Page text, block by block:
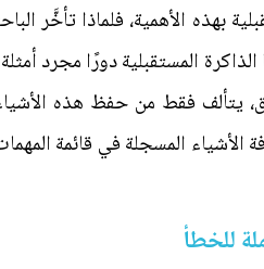
بهذه الأهمية، فلماذا
المستقبلية دورًا مجرد
يتألف فقط من حفظ هذه
الأشياء المسجلة في قائمة
للخطأ